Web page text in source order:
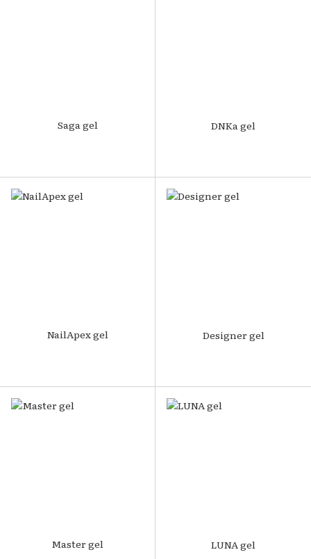
Saga gel DNKa gel
NailApex gel Designer gel
Master gel LUNA gel